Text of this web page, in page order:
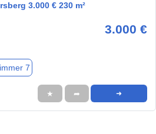
3.000 € 230 m²
3.000 €
7
★ ➦ ➜